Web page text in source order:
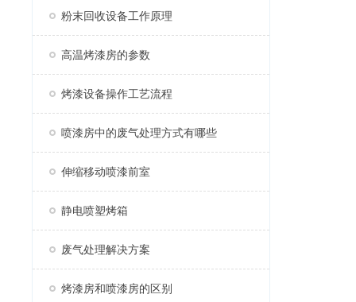
粉末回收设备工作原理
高温烤漆房的参数
烤漆设备操作工艺流程
喷漆房中的废气处理方式有哪些
伸缩移动喷漆前室
静电喷塑烤箱
废气处理解决方案
烤漆房和喷漆房的区别